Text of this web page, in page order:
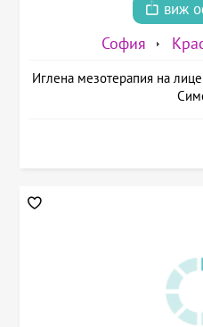
виж
София
Иглена мезотерапия на